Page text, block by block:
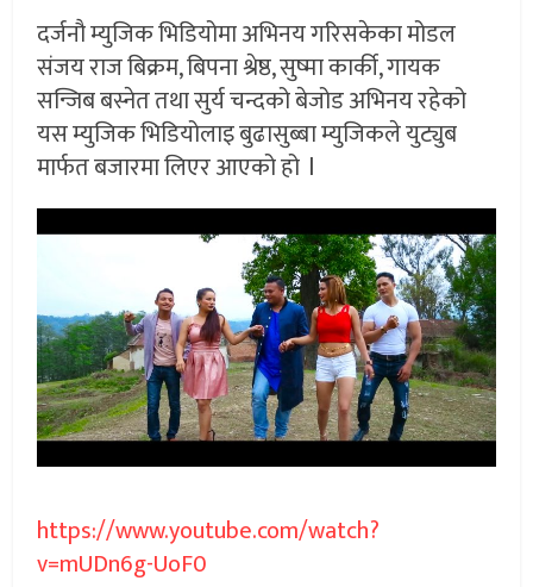
दर्जनौ म्युजिक भिडियोमा अभिनय गरिसकेका मोडल
संजय राज बिक्रम, बिपना श्रेष्ठ, सुष्मा कार्की, गायक
सन्जिब बस्नेत तथा सुर्य चन्दको बेजोड अभिनय रहेको
यस म्युजिक भिडियोलाइ बुढासुब्बा म्युजिकले युट्युब
मार्फत बजारमा लिएर आएको हो l
https://www.youtube.com/watch?
v=mUDn6g-UoF0